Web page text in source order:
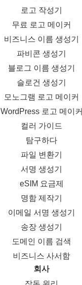
로고 작성기
무료 로고 메이커
비즈니스 이름 생성기
파비콘 생성기
블로그 이름 생성기
슬로건 생성기
모노그램 로고 메이커
WordPress 로고 메이커
컬러 가이드
탐구하다
파일 변환기
서명 생성기
eSIM 요금제
명함 제작기
이메일 서명 생성기
송장 생성기
도메인 이름 검색
비즈니스 사서함
회사